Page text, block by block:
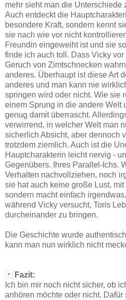
mehr sieht man die Unterschiede
Auch entdeckt die
besondere Kraft, sondern kennt
sie nach wie vor nicht
Freundin eingeweiht ist und sie
finde ich auch toll. Dass Vicky
Geruch von Zimtschnecken
anderes. Überhaupt ist diese Art
anderes und man kann nie
springen wird oder nicht. Wie sie
einem Sprung in die andere Welt
genug damit überrascht.
verwirrend, in welcher Welt man
sicherlich Absicht, aber dennoch
trotzdem ziemlich. Auch ist die
Hauptcharakterin leicht nervig -
Gegenübers. Ihres Parallel-Ichs.
Verhalten nachvollziehen, noch
sie hat auch keine große Lust,
sondern macht einfach
während Vicky versucht, Toris
durcheinander zu bringen.
Die Geschichte wurde
kann man nun wirklich nicht
Fazit:
Ich bin mir noch nicht sicher, ob
anhören möchte oder nicht.